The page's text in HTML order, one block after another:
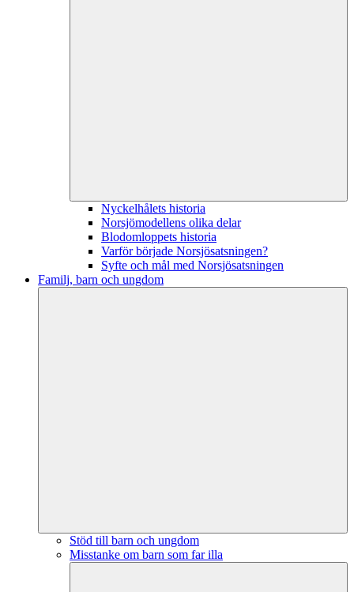
Nyckelhålets historia
Norsjömodellens olika delar
Blodomloppets historia
Varför började Norsjösatsningen?
Syfte och mål med Norsjösatsningen
Familj, barn och ungdom
Stöd till barn och ungdom
Misstanke om barn som far illa